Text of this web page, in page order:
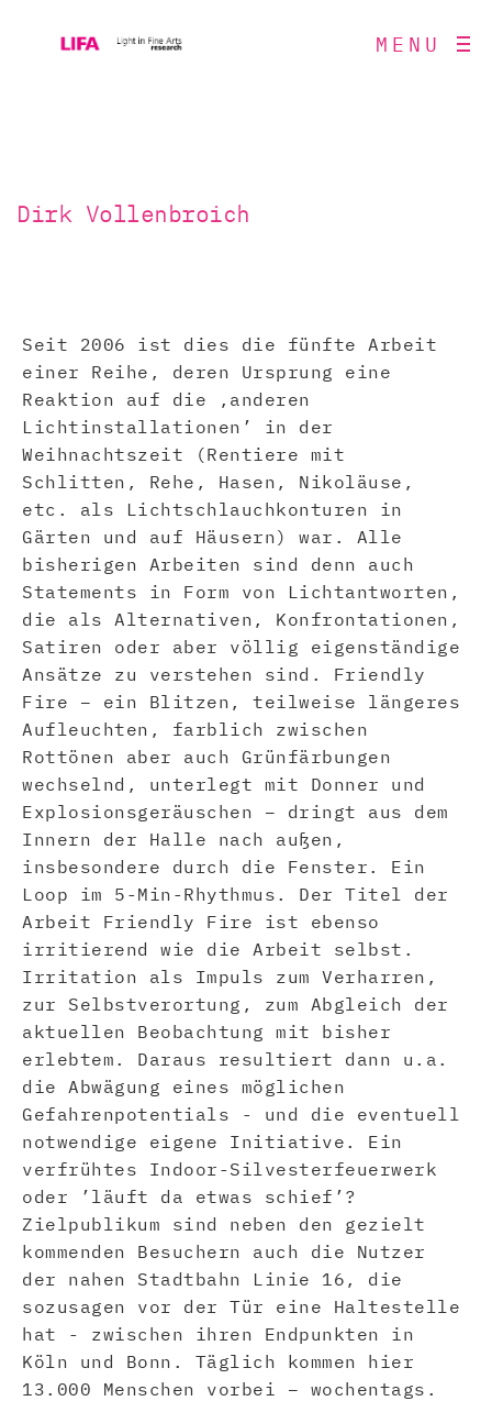
MENU
Dirk Vollenbroich
Seit 2006 ist dies die fünfte Arbeit
einer Reihe, deren Ursprung eine
Reaktion auf die ‚anderen
Lichtinstallationen’ in der
Weihnachtszeit (Rentiere mit
Schlitten, Rehe, Hasen, Nikoläuse,
etc. als Lichtschlauchkonturen in
Gärten und auf Häusern) war. Alle
bisherigen Arbeiten sind denn auch
Statements in Form von Lichtantworten,
die als Alternativen, Konfrontationen,
Satiren oder aber völlig eigenständige
Ansätze zu verstehen sind. Friendly
Fire – ein Blitzen, teilweise längeres
Aufleuchten, farblich zwischen
Rottönen aber auch Grünfärbungen
wechselnd, unterlegt mit Donner und
Explosionsgeräuschen – dringt aus dem
Innern der Halle nach außen,
insbesondere durch die Fenster. Ein
Loop im 5-Min-Rhythmus. Der Titel der
Arbeit Friendly Fire ist ebenso
irritierend wie die Arbeit selbst.
Irritation als Impuls zum Verharren,
zur Selbstverortung, zum Abgleich der
aktuellen Beobachtung mit bisher
erlebtem. Daraus resultiert dann u.a.
die Abwägung eines möglichen
Gefahrenpotentials - und die eventuell
notwendige eigene Initiative. Ein
verfrühtes Indoor-Silvesterfeuerwerk
oder ’läuft da etwas schief’?
Zielpublikum sind neben den gezielt
kommenden Besuchern auch die Nutzer
der nahen Stadtbahn Linie 16, die
sozusagen vor der Tür eine Haltestelle
hat - zwischen ihren Endpunkten in
Köln und Bonn. Täglich kommen hier
13.000 Menschen vorbei – wochentags.